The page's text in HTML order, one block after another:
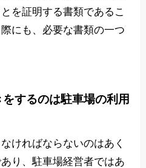
を証明する書類であるこ
にも、必要な書類の一つ
するのは駐車場の利用
ければならないのはあく
り、駐車場経営者ではあ